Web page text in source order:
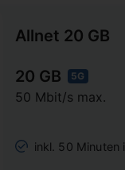
Allnet 20 GB
20 GB 5G
50 Mbit/s max.
inkl. 50 Minuten